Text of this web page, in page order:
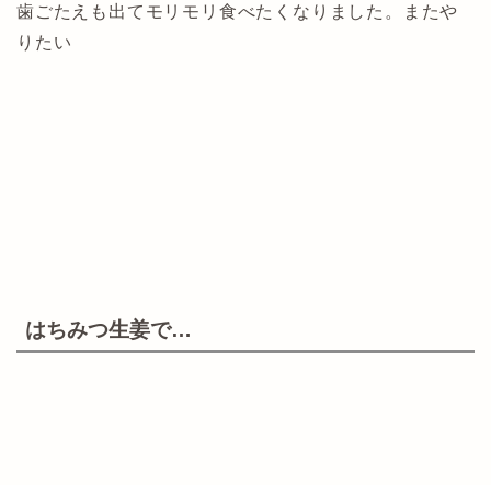
歯ごたえも出てモリモリ食べたくなりました。またや
りたい
はちみつ生姜で…